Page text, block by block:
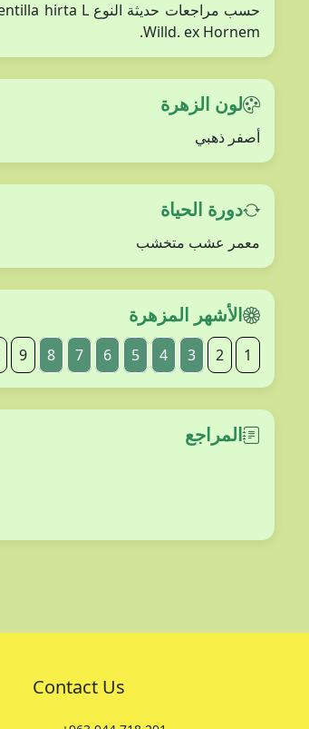
Willd. ex Hornem.
لون الزهرة
أصفر ذهبي
دورة الحياة
معمر عشب متخشب
الأشهر المزهرة
1
2
3
4
5
6
7
8
9
المراجع
Contact Us